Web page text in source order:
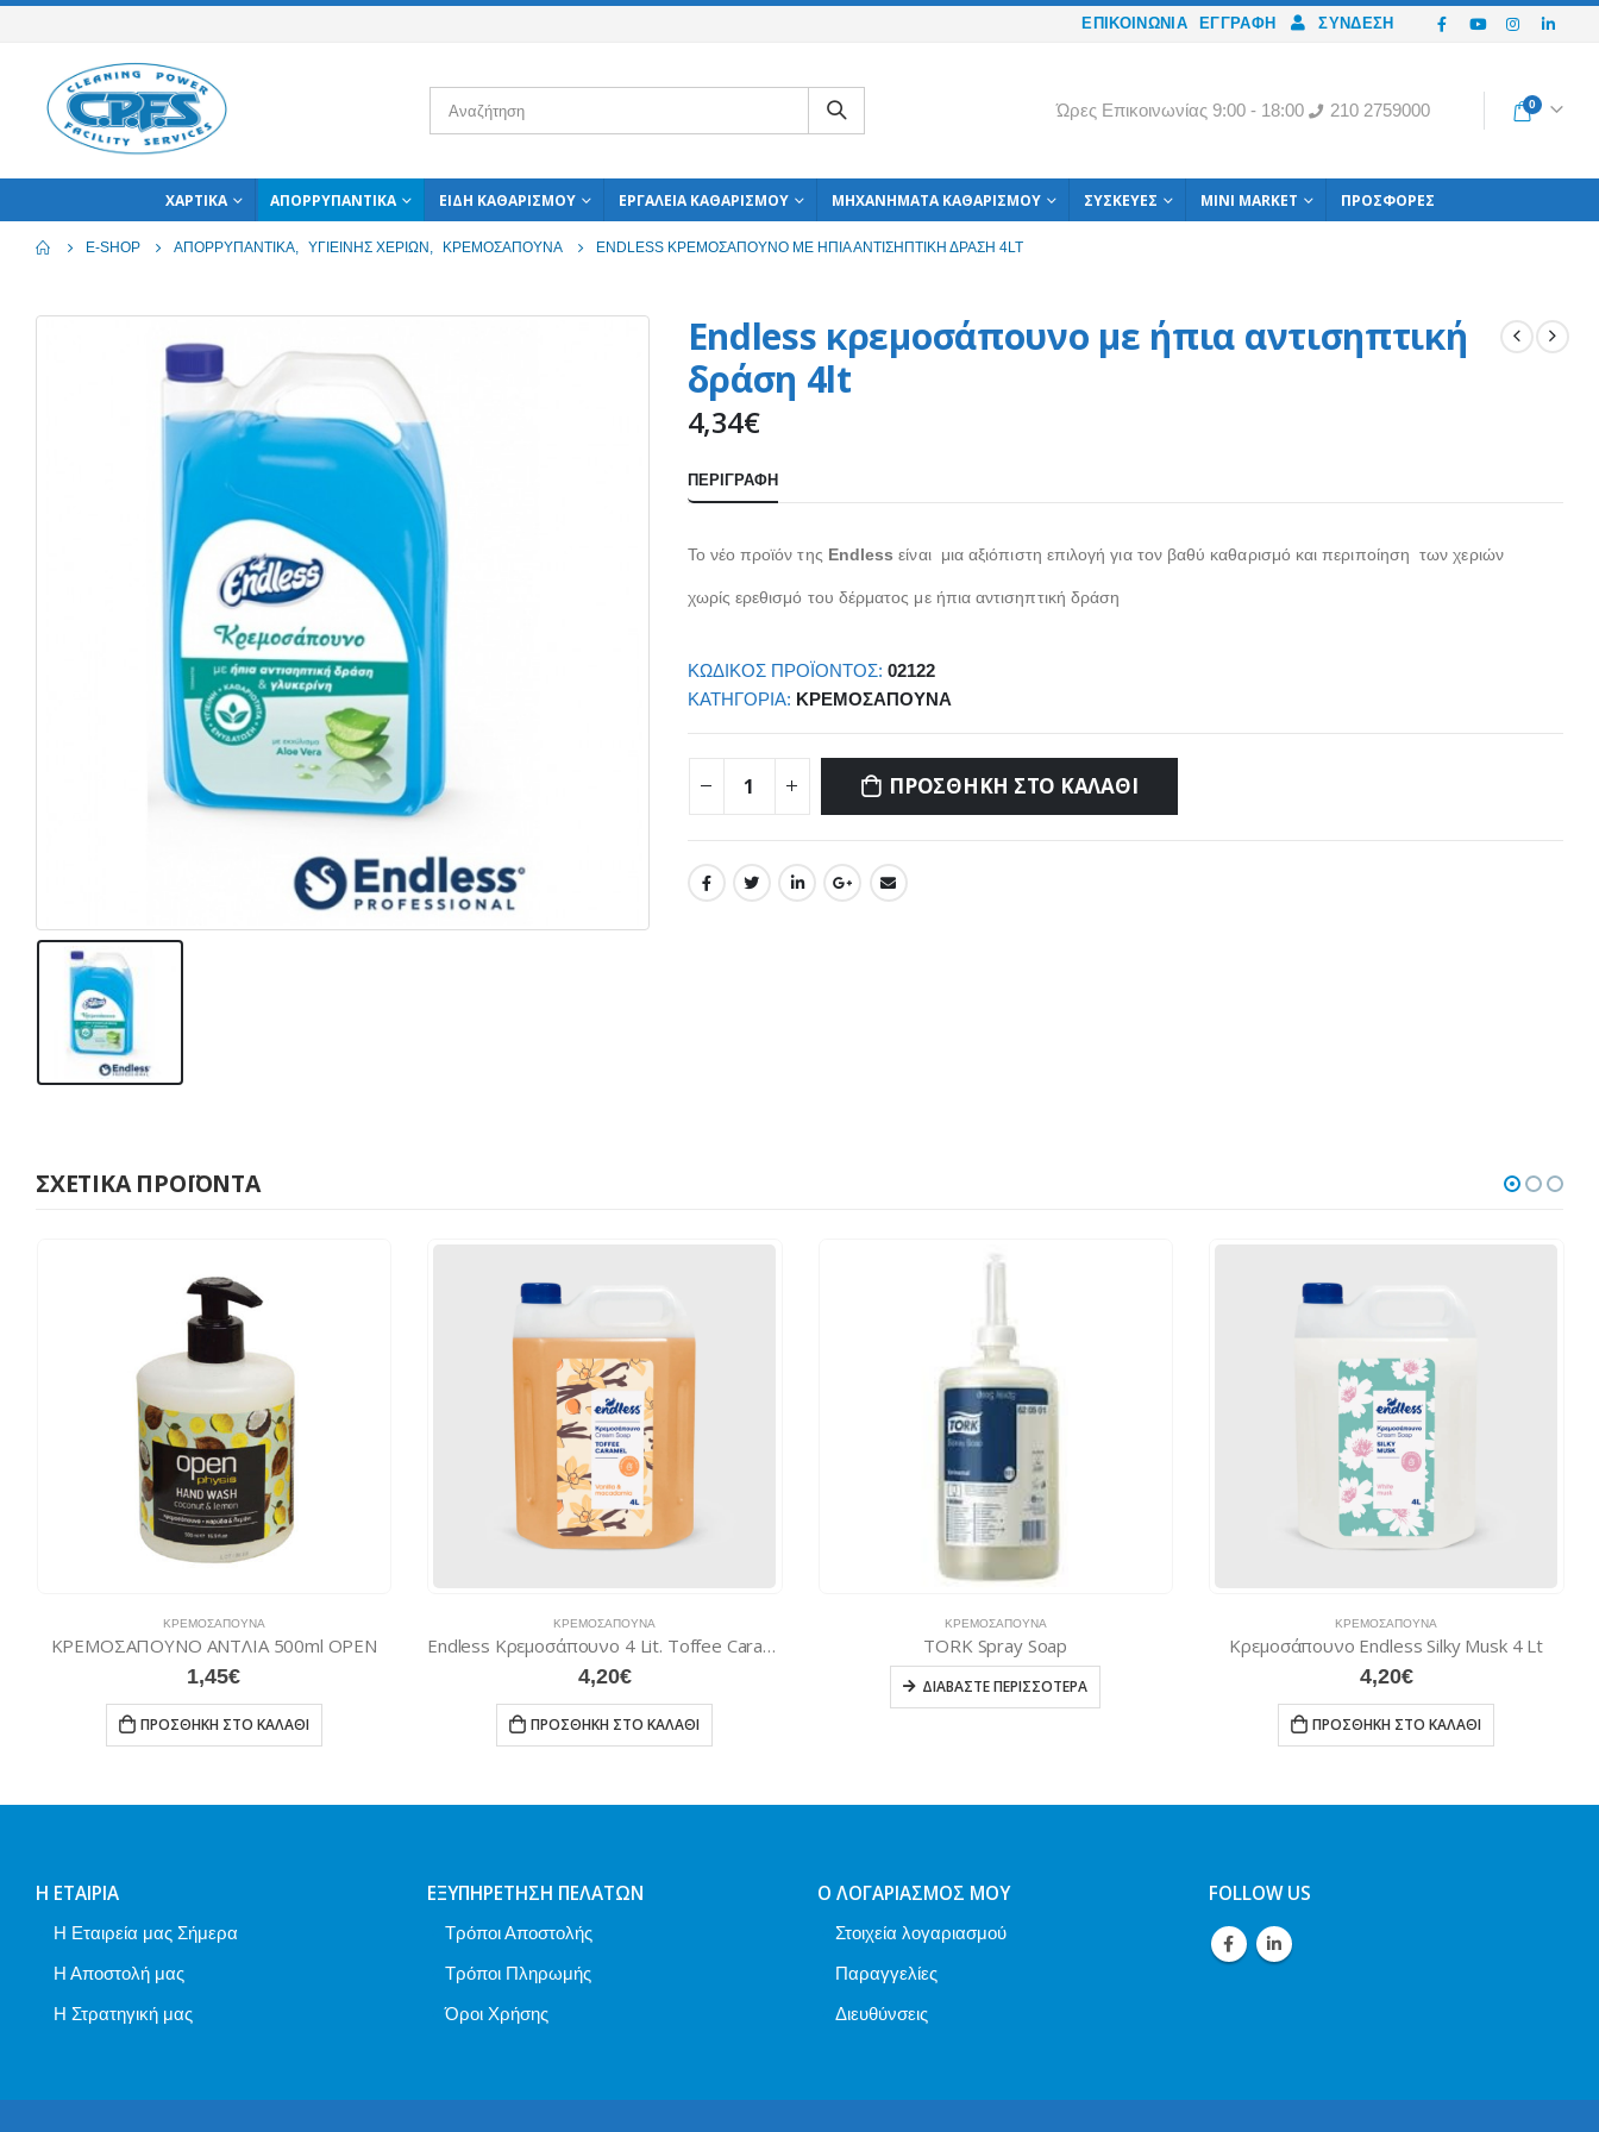
ΕΠΙΚΟΙΝΩΝΙΑ ΕΓΓΡΑΦΉ ΣΎΝΔΕΣΗ
Ώρες Eπικοινωνίας 9:00 - 18:00 210 2759000 0
ΧΑΡΤΙΚΆ ΑΠΟΡΡΥΠΑΝΤΙΚΆ ΕΊΔΗ ΚΑΘΑΡΙΣΜΟΎ ΕΡΓΑΛΕΊΑ ΚΑΘΑΡΙΣΜΟΎ ΜΗΧΑΝΉΜΑΤΑ ΚΑΘΑΡΙΣΜΟΎ ΣΥΣΚΕΥΈΣ MINI MARKET ΠΡΟΣΦΟΡΈΣ
E-SHOP ΑΠΟΡΡΥΠΑΝΤΙΚΆ, ΥΓΙΕΙΝΉΣ ΧΕΡΙΏΝ , ΚΡΕΜΟΣΆΠΟΥΝΑ ENDLESS ΚΡΕΜΟΣΆΠΟΥΝΟ ΜΕ ΉΠΙΑ ΑΝΤΙΣΗΠΤΙΚΉ ΔΡΆΣΗ 4LT
Endless κρεμοσάπουνο με ήπια αντισηπτική
δράση 4lt
4,34€
ΠΕΡΙΓΡΑΦΉ
Το νέο προϊόν της Endless είναι μια αξιόπιστη επιλογή για τον βαθύ καθαρισμό και περιποίηση των χεριών
χωρίς ερεθισμό του δέρματος με ήπια αντισηπτική δράση
ΚΩΔΙΚΌΣ ΠΡΟΪΌΝΤΟΣ: 02122
ΚΑΤΗΓΟΡΊΑ: ΚΡΕΜΟΣΆΠΟΥΝΑ
ΠΡΟΣΘΉΚΗ ΣΤΟ ΚΑΛΆΘΙ
ΣΧΕΤΙΚΆ ΠΡΟΪΌΝΤΑ
ΚΡΕΜΟΣΆΠΟΥΝΑ
ΚΡΕΜΟΣΑΠΟΥΝΟ ΑΝΤΛΙΑ 500ml OPEN
1,45€
ΠΡΟΣΘΉΚΗ ΣΤΟ ΚΑΛΆΘΙ
ΚΡΕΜΟΣΆΠΟΥΝΑ
Endless Κρεμοσάπουνο 4 Lit. Toffee Caramel
4,20€
ΠΡΟΣΘΉΚΗ ΣΤΟ ΚΑΛΆΘΙ
ΚΡΕΜΟΣΆΠΟΥΝΑ
TORK Spray Soap
ΔΙΑΒΆΣΤΕ ΠΕΡΙΣΣΌΤΕΡΑ
ΚΡΕΜΟΣΆΠΟΥΝΑ
Kρεμοσάπουνο Endless Silky Musk 4 Lt
4,20€
ΠΡΟΣΘΉΚΗ ΣΤΟ ΚΑΛΆΘΙ
Η ΕΤΑΙΡΊΑ
Η Εταιρεία μας Σήμερα
Η Αποστολή μας
Η Στρατηγική μας
ΕΞΥΠΗΡΈΤΗΣΗ ΠΕΛΑΤΏΝ
Τρόποι Αποστολής
Τρόποι Πληρωμής
Όροι Χρήσης
Ο ΛΟΓΑΡΙΑΣΜΌΣ ΜΟΥ
Στοιχεία λογαριασμού
Παραγγελίες
Διευθύνσεις
FOLLOW US